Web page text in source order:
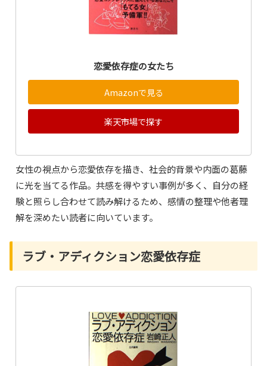
恋愛依存症の女たち
Amazonで見る
楽天市場で探す
女性の視点から恋愛依存を描き、社会的背景や内面の葛藤
に光を当てる作品。共感を得やすい事例が多く、自分の経
験と照らし合わせて読み解けるため、感情の整理や他者理
解を深めたい読者に向いています。
ラブ・アディクション恋愛依存症